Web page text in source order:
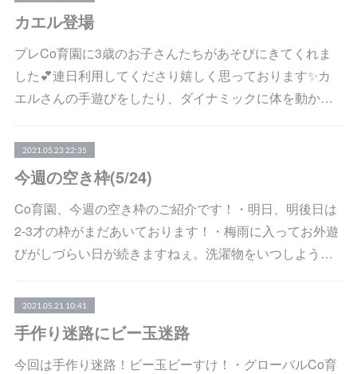
カエル登場
プレCo育園に3歳のお子さんたちがあそびにきてくれま
した💕連日利用してくださり嬉しく思っております✨カ
エルさんの手遊びをしたり、ダイナミックに体を動か…
2021.05.23 22:35
今週の空き枠(5/24)
Co育園、今週の空き枠のご紹介です！・明日、明後日は
2-3才の枠がまだあいております！・梅雨に入ってお外遊
びがしづらい日が続きますねぇ。洗濯物をいつしよう…
2021.05.21 10:41
手作り迷路にビー玉迷路
今回は手作り迷路！ビー玉ビーすけ！・グローバルCo育